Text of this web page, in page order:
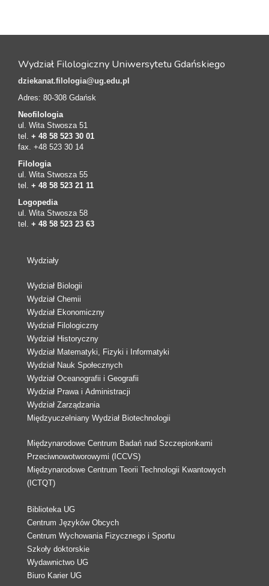
Wydział Filologiczny Uniwersytetu Gdańskiego
dziekanat.filologia@ug.edu.pl
Adres: 80-308 Gdańsk
Neofilologia
ul. Wita Stwosza 51
tel. + 48 58 523 30 01
fax. +48 523 30 14
Filologia
ul. Wita Stwosza 55
tel. + 48 58 523 21 11
Logopedia
ul. Wita Stwosza 58
tel. + 48 58 523 23 63
Wydziały
Wydział Biologii
Wydział Chemii
Wydział Ekonomiczny
Wydział Filologiczny
Wydział Historyczny
Wydział Matematyki, Fizyki i Informatyki
Wydział Nauk Społecznych
Wydział Oceanografii i Geografii
Wydział Prawa i Administracji
Wydział Zarządzania
Międzyuczelniany Wydział Biotechnologii
Międzynarodowe Centrum Badań nad Szczepionkami
Przeciwnowotworowymi (ICCVS)
Międzynarodowe Centrum Teorii Technologii Kwantowych
(ICTQT)
Biblioteka UG
Centrum Języków Obcych
Centrum Wychowania Fizycznego i Sportu
Szkoły doktorskie
Wydawnictwo UG
Biuro Karier UG